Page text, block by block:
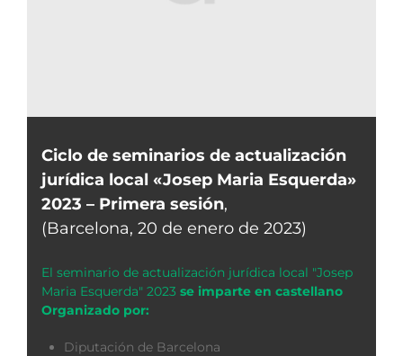
Ciclo de seminarios de actualización
jurídica local «Josep Maria Esquerda»
2023 – Primera sesión,
(Barcelona, 20 de enero de 2023)
El seminario de actualización jurídica local "Josep
Maria Esquerda" 2023 se imparte en castellano
Organizado por:
Diputación de Barcelona